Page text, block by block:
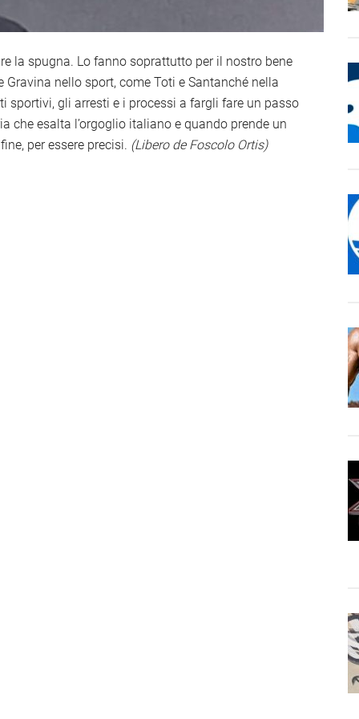
la spugna. Lo fanno soprattutto per il nostro bene
nello sport, come Toti e Santanché nella
gli arresti e i processi a fargli fare un passo
che esalta l’orgoglio italiano e quando prende un
per essere precisi. (Libero de Foscolo Ortis)